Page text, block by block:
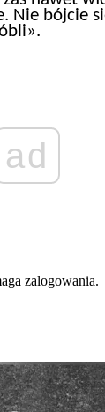
Nie bójcie
ad
zalogowania.